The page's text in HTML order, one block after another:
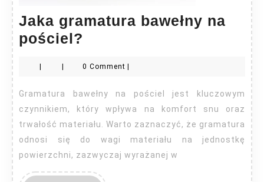
Jaka gramatura bawełny na
pościel?
bawełny
na
pościel?
| | 0 Comment |
Gramatura bawełny na pościel jest kluczowym
czynnikiem, który wpływa na komfort snu oraz
trwałość materiału. Warto zaznaczyć, że gramatura
odnosi się do wagi materiału na jednostkę
powierzchni, zazwyczaj wyrażanej w